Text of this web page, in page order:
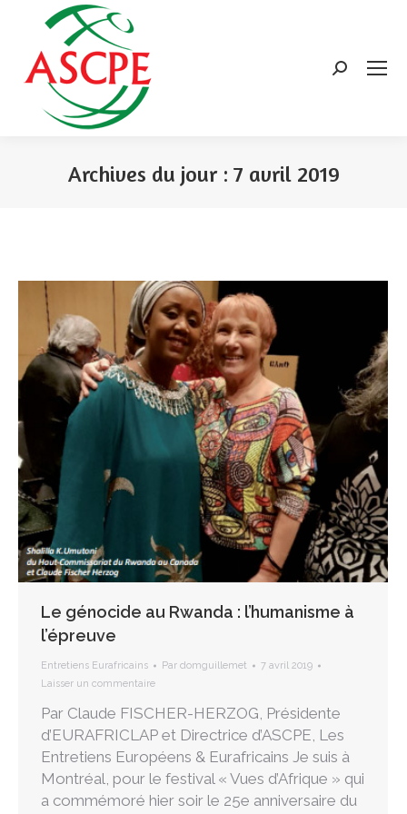
Search:
Archives du jour : 7 avril 2019
Le génocide au Rwanda : l’humanisme à
l’épreuve
Entretiens Eurafricains Par domguillemet
7 avril 2019
Laisser un commentaire
Par Claude FISCHER-HERZOG, Présidente
d’EURAFRICLAP et Directrice d’ASCPE, Les
Entretiens Européens & Eurafricains Je suis à
Montréal, pour le festival « Vues d’Afrique » qui
a commémoré hier soir le 25e anniversaire du